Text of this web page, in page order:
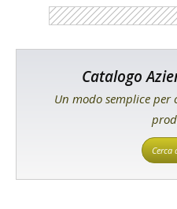
Catalogo
Un modo semplice per
Cerca